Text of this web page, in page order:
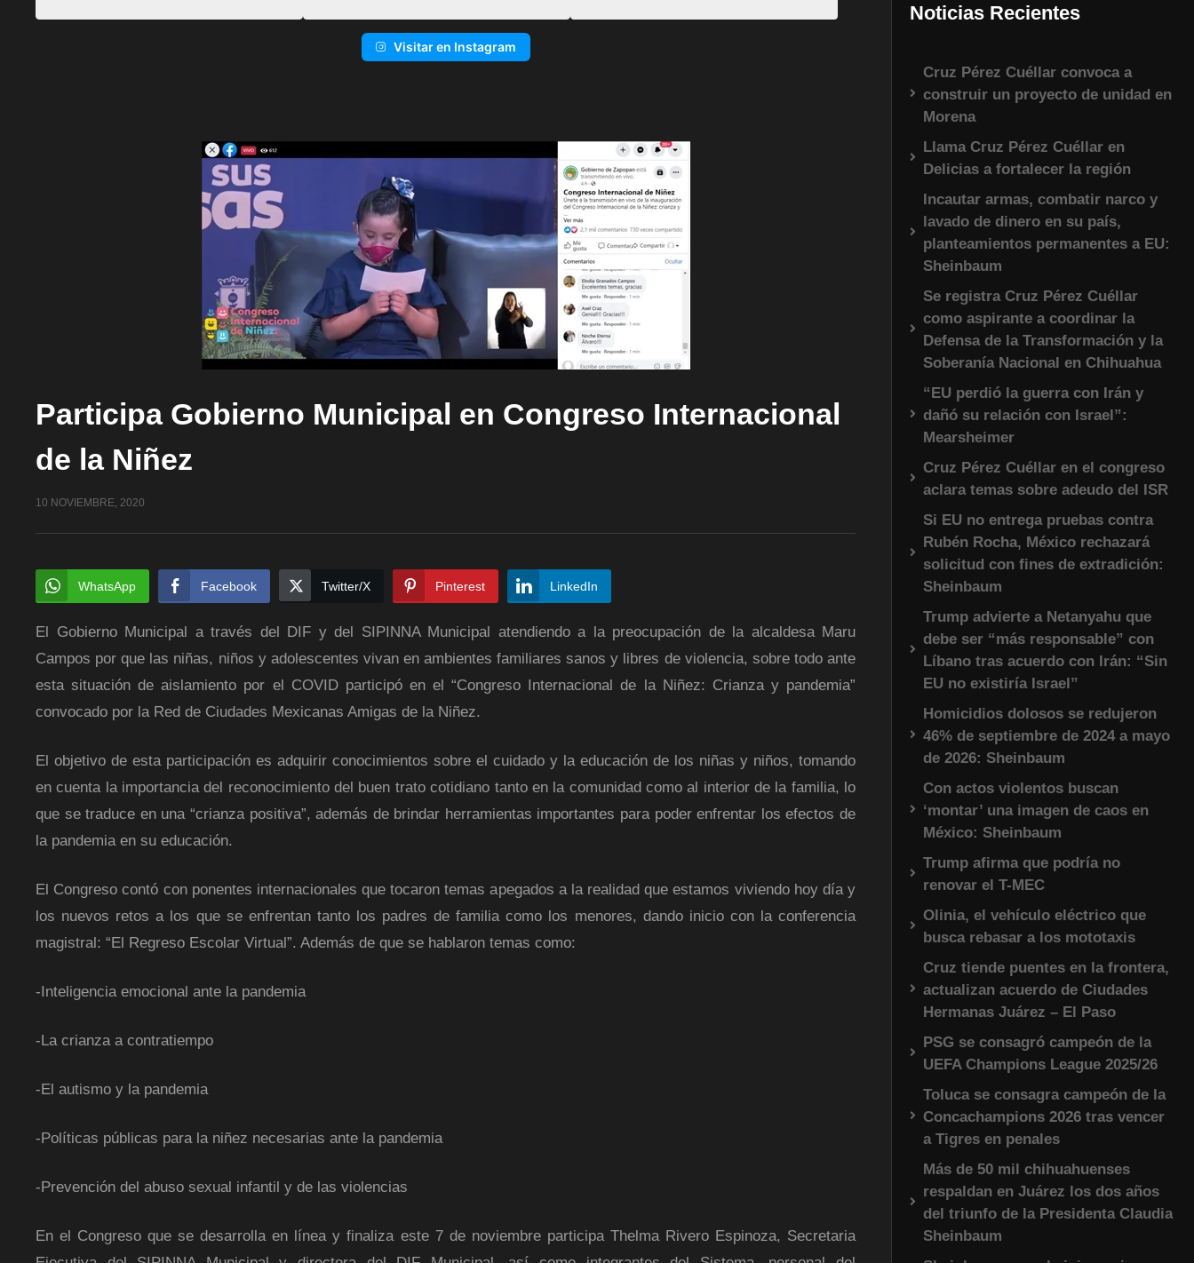
Visitar en Instagram
Participa Gobierno Municipal en Congreso Internacional
de la Niñez
10 NOVIEMBRE, 2020
WhatsApp Facebook Twitter/X Pinterest LinkedIn
El Gobierno Municipal a través del DIF y del SIPINNA Municipal atendiendo a la preocupación de la alcaldesa Maru
Campos por que las niñas, niños y adolescentes vivan en ambientes familiares sanos y libres de violencia, sobre todo ante
esta situación de aislamiento por el COVID participó en el “Congreso Internacional de la Niñez: Crianza y pandemia”
convocado por la Red de Ciudades Mexicanas Amigas de la Niñez.
El objetivo de esta participación es adquirir conocimientos sobre el cuidado y la educación de los niñas y niños, tomando
en cuenta la importancia del reconocimiento del buen trato cotidiano tanto en la comunidad como al interior de la familia, lo
que se traduce en una “crianza positiva”, además de brindar herramientas importantes para poder enfrentar los efectos de
la pandemia en su educación.
El Congreso contó con ponentes internacionales que tocaron temas apegados a la realidad que estamos viviendo hoy día y
los nuevos retos a los que se enfrentan tanto los padres de familia como los menores, dando inicio con la conferencia
magistral: “El Regreso Escolar Virtual”. Además de que se hablaron temas como:
-Inteligencia emocional ante la pandemia
-La crianza a contratiempo
-El autismo y la pandemia
-Políticas públicas para la niñez necesarias ante la pandemia
-Prevención del abuso sexual infantil y de las violencias
En el Congreso que se desarrolla en línea y finaliza este 7 de noviembre participa Thelma Rivero Espinoza, Secretaria
Noticias Recientes
Cruz Pérez Cuéllar convoca a
construir un proyecto de unidad en
Morena
Llama Cruz Pérez Cuéllar en
Delicias a fortalecer la región
Incautar armas, combatir narco y
lavado de dinero en su país,
planteamientos permanentes a EU:
Sheinbaum
Se registra Cruz Pérez Cuéllar
como aspirante a coordinar la
Defensa de la Transformación y la
Soberanía Nacional en Chihuahua
“EU perdió la guerra con Irán y
dañó su relación con Israel”:
Mearsheimer
Cruz Pérez Cuéllar en el congreso
aclara temas sobre adeudo del ISR
Si EU no entrega pruebas contra
Rubén Rocha, México rechazará
solicitud con fines de extradición:
Sheinbaum
Trump advierte a Netanyahu que
debe ser “más responsable” con
Líbano tras acuerdo con Irán: “Sin
EU no existiría Israel”
Homicidios dolosos se redujeron
46% de septiembre de 2024 a mayo
de 2026: Sheinbaum
Con actos violentos buscan
‘montar’ una imagen de caos en
México: Sheinbaum
Trump afirma que podría no
renovar el T-MEC
Olinia, el vehículo eléctrico que
busca rebasar a los mototaxis
Cruz tiende puentes en la frontera,
actualizan acuerdo de Ciudades
Hermanas Juárez – El Paso
PSG se consagró campeón de la
UEFA Champions League 2025/26
Toluca se consagra campeón de la
Concachampions 2026 tras vencer
a Tigres en penales
Más de 50 mil chihuahuenses
respaldan en Juárez los dos años
del triunfo de la Presidenta Claudia
Sheinbaum